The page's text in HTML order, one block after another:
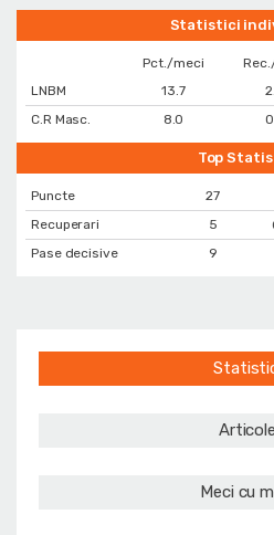
Statistici
Pct./meci
LNBM
13.7
C.R Masc.
8.0
Top
Puncte 27
Recuperari
5
Pase decisive
9
Articole
Meci cu